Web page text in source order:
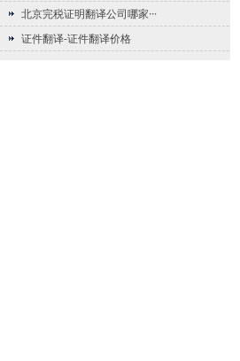
北京完税证明翻译公司哪家···
证件翻译-证件翻译价格